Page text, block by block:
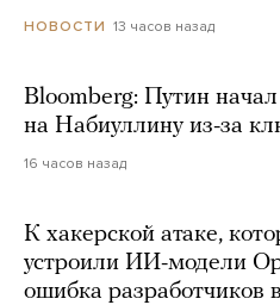
НОВОСТИ 13 часов назад
Bloomberg: Путин
на Набиуллину из-за
16 часов назад
К хакерской атаке,
устроили ИИ-модели
ошибка разработчиков